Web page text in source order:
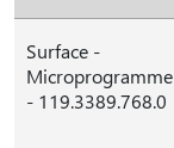
Surface -
Microprogramme
- 119.3389.768.0